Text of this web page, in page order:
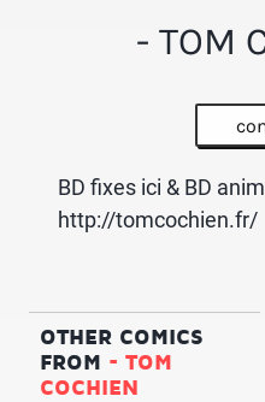
- TOM
BD fixes ici & BD
http://tomcochien.fr/
OTHER COMICS
FROM - TOM
COCHIEN